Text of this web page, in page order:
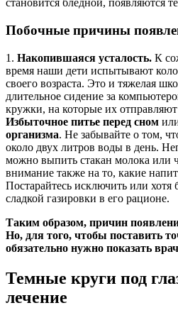
становится бледной, появляются
Побочные причины
1. Накопившаяся усталость. К
время наши дети испытывают
своего возраста. Это и тяжелая
длительное сидение за
кружки, на которые их
Избыточное питье перед сном
организма. Не забывайте о том,
около двух литров воды в день.
можно выпить стакан молока или
внимание также на то, какие
Постарайтесь исключить или
сладкой газировки в его рационе.
Таким образом, причин
Но, для того, чтобы поставить
обязательно нужно показать
Темные круги под
лечение